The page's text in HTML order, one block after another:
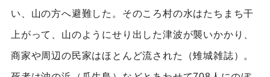
い、山の方へ避難した。そのころ村の水はたちまち干
上がって、山のようにせり出した津波が襲いかかり、
商家や周辺の民家はほとんど流された（雉城雑誌）。